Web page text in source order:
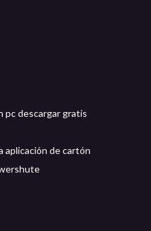
pc descargar gratis
aplicación de cartón